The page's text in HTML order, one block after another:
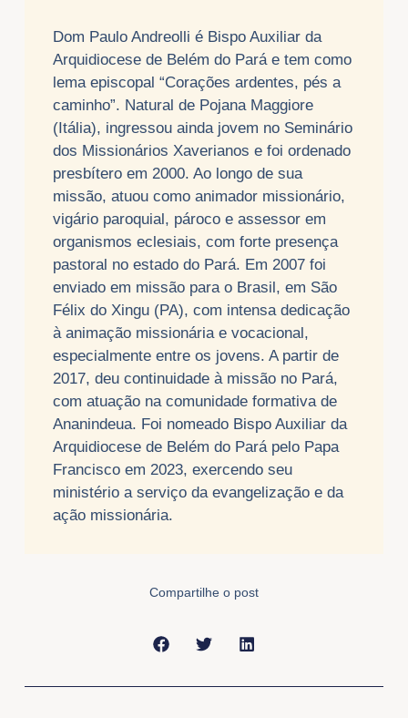
Dom Paulo Andreolli é Bispo Auxiliar da
Arquidiocese de Belém do Pará e tem como
lema episcopal “Corações ardentes, pés a
caminho”. Natural de Pojana Maggiore
(Itália), ingressou ainda jovem no Seminário
dos Missionários Xaverianos e foi ordenado
presbítero em 2000. Ao longo de sua
missão, atuou como animador missionário,
vigário paroquial, pároco e assessor em
organismos eclesiais, com forte presença
pastoral no estado do Pará. Em 2007 foi
enviado em missão para o Brasil, em São
Félix do Xingu (PA), com intensa dedicação
à animação missionária e vocacional,
especialmente entre os jovens. A partir de
2017, deu continuidade à missão no Pará,
com atuação na comunidade formativa de
Ananindeua. Foi nomeado Bispo Auxiliar da
Arquidiocese de Belém do Pará pelo Papa
Francisco em 2023, exercendo seu
ministério a serviço da evangelização e da
ação missionária.
Compartilhe o post